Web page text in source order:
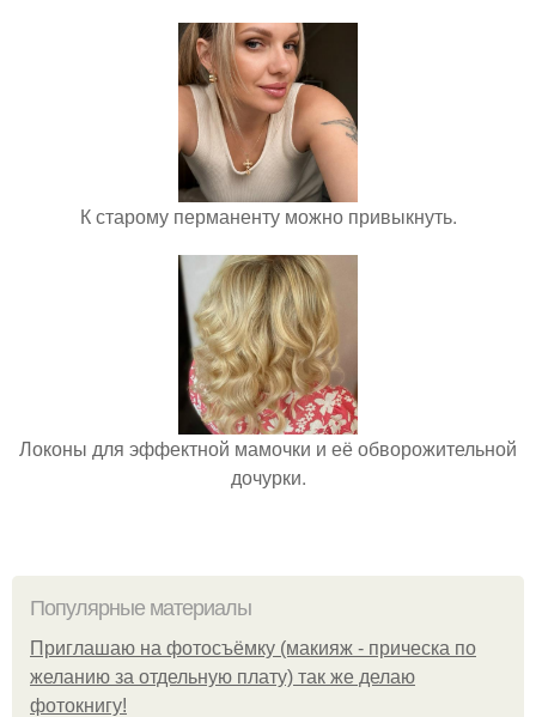
К старому перманенту можно привыкнуть.
Локоны для эффектной мамочки и её обворожительной
дочурки.
Популярные материалы
Приглашаю на фотосъёмку (макияж - прическа по
желанию за отдельную плату) так же делаю
фотокнигу!